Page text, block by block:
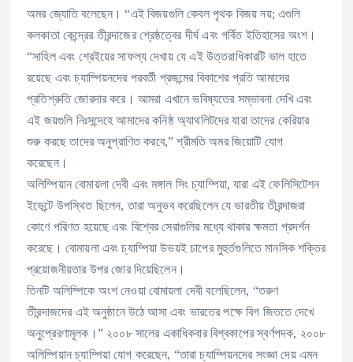
অমর জ্যোতি বলেছেন। “এই বিজয়গুলি কেবল পৃথক বিজয় নয়; এগুলি
কলকাতা কেন্দ্রের তীরন্দাজের শ্রেষ্ঠত্বের দীর্ঘ এবং গর্বিত ইতিহাসের অংশ।
“সাহিল এবং শ্রেইয়ের সাফল্য দেখায় যে এই উত্তরাধিকারটি ভাল হাতে
রয়েছে এবং চ্যাম্পিয়নদের পরবর্তী প্রজন্মের বিকাশের প্রতি আমাদের
প্রতিশ্রুতি জোরদার করে। আমরা এখানে ভবিষ্যতের সম্ভাবনা দেখি এবং
এই জয়গুলি নিঃসন্দেহে আমাদের কনিষ্ঠ অ্যাথলিটদের যারা তাদের কেরিয়ার
শুরু করছে তাদের অনুপ্রাণিত করবে,” শ্রীমতি অমর জিয়োটি যোগ
করেছেন।
অলিম্পিয়ান বোমায়লা দেবী এবং মঙ্গাল সিং চ্যাম্পিয়া, যারা এই ফেলিসিটেশন
ইভেন্টে উপস্থিত ছিলেন, তারা অনুভব করেছিলেন যে ভারতীয় তীরন্দাজরা
কোণে পরিণত হয়েছে এবং বিশ্বের সেরাগুলির মধ্যে থাকার ক্ষমতা প্রদর্শন
করেছে। বোমায়লা এবং চ্যাম্পিয়া উভয়ই চাপের মুহুর্তগুলিতে মানসিক শক্তির
প্রয়োজনীয়তার উপর জোর দিয়েছিলেন।
তিনটি অলিম্পিকে অংশ নেওয়া বোমায়লা দেবী বলেছিলেন, “তরুণ
তীরন্দাজদের এই অনুষ্ঠানে উঠে আসা এবং ভারতের পক্ষে বিগ জিততে দেখে
অনুপ্রেরণামূলক।” ২০০৮ সালের একাধিকবার বিশ্বকাপের স্বর্ণপদক, ২০০৮
অলিম্পিয়ান চ্যাম্পিয়া যোগ করেছেন, “তারা চ্যাম্পিয়নদের সংজ্ঞা দেয় এমন